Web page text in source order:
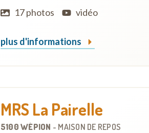
17 photos
vidéo
plus d'informations
MRS La Pairelle
5100 WÉPION - MAISON DE REPOS